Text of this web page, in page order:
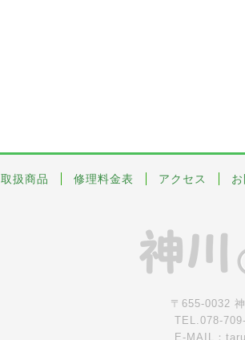
取扱商品 修理料金表 アクセス
〒655-0032
TEL.078-
E-MAIL：